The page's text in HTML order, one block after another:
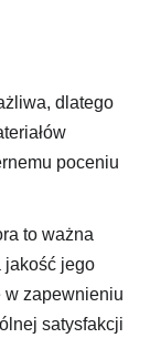
dlatego
poceniu
to ważna
jakość jego
w zapewnieniu
satysfakcji